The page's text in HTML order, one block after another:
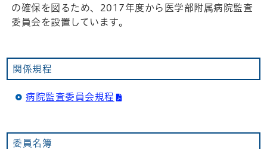
の確保を図るため、2017年度から医学部附属病院監査
委員会を設置しています。
関係規程
病院監査委員会規程
委員名簿